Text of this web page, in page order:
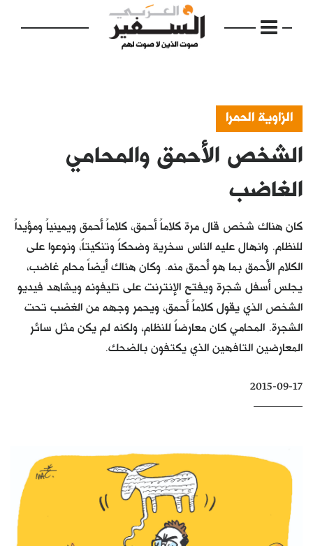
الرئيسية
مواضيع
فكرة
دفاتر
بالصورة
كتّابنا
الأرشيف
الزاوية الحمرا
الشخص الأحمق والمحامي
الغاضب
كان هناك شخص قال مرة كلاماً أحمق، كلاماً أحمق ويمينياً ومؤيداً
للنظام. وانهال عليه الناس سخرية وضحكاً وتنكيتاً، ونوعوا على
الكلام الأحمق بما هو أحمق منه. وكان هناك أيضاً محام غاضب،
يجلس أسفل شجرة ويفتح الإنترنت على تليفونه ويشاهد فيديو
الشخص الذي يقول كلاماً أحمق، ويحمر وجهه من الغضب تحت
الشجرة. المحامي كان معارضاً للنظام، ولكنه لم يكن مثل سائر
المعارضين التافهين الذي يكتفون بالضحك.
2015-09-17